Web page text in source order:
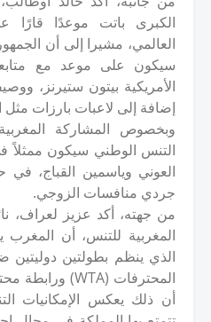
الكبرى باتت موعدًا قارًا
العالمي، مشيرا إلى أن
سيكون على موعد مع
الأمريكية بيتون ستيرنز،
إضافة إلى لاعبات بارزات مثل
وبخصوص المشاركة
التنس الوطني سيكون ممثلاً
العوني وياسمين القباج،
جردي منافسات الزوجي.
من جهته، أكد عزيز لعراف،
المغربية للتنس، أن المغرب
الذي ينظم بطولتين دوليتين
أن ذلك يعكس الإمكانيات